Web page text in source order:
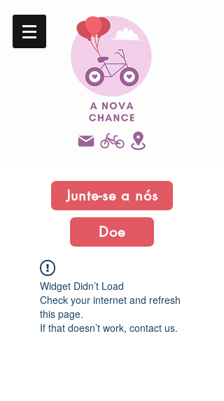
Junte-se a nós
Doe
Widget Didn’t Load
Check your internet and refresh
this page.
If that doesn’t work, contact us.